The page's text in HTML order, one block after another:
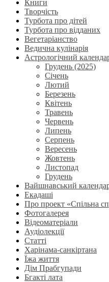
Книги
Творчість
Турбота про дітей
Турбота про відданих
Вегетаріанство
Ведична кулінарія
Астрологічний
Грудень (2025)
Січень
Лютий
Березень
Квітень
Травень
Червень
Липень
Серпень
Вересень
Жовтень
Листопад
Грудень
Вайшнавський
Екадаші
Про проект «Спільна
Фотогалерея
Відеоматеріали
Аудіолекції
Статті
Харінама-санкіртана
Їжа життя
Дім Прабгупади
Бгакті лата